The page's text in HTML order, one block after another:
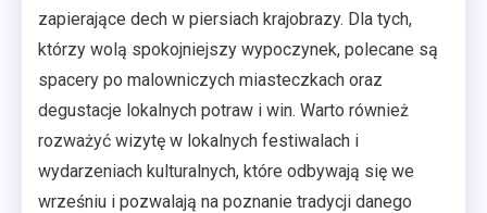
zapierające dech w piersiach krajobrazy. Dla tych,
którzy wolą spokojniejszy wypoczynek, polecane są
spacery po malowniczych miasteczkach oraz
degustacje lokalnych potraw i win. Warto również
rozważyć wizytę w lokalnych festiwalach i
wydarzeniach kulturalnych, które odbywają się we
wrześniu i pozwalają na poznanie tradycji danego